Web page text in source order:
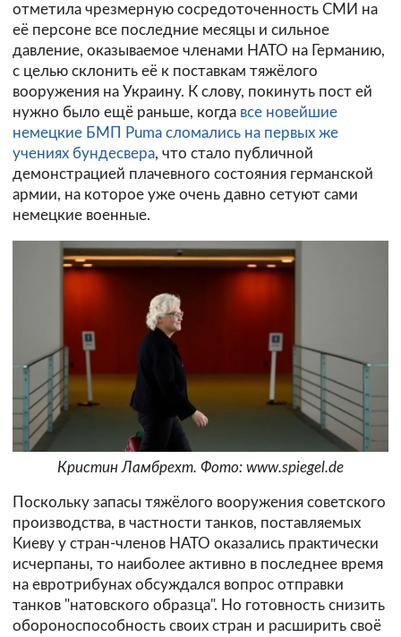
отметила чрезмерную сосредоточенность СМИ на
её персоне все последние месяцы и сильное
давление, оказываемое членами НАТО на Германию,
с целью склонить её к поставкам тяжёлого
вооружения на Украину. К слову, покинуть пост ей
нужно было ещё раньше, когда все новейшие
немецкие БМП Puma сломались на первых же
учениях бундесвера, что стало публичной
демонстрацией плачевного состояния германской
армии, на которое уже очень давно сетуют сами
немецкие военные.
Кристин Ламбрехт. Фото: www.spiegel.de
Поскольку запасы тяжёлого вооружения советского
производства, в частности танков, поставляемых
Киеву у стран-членов НАТО оказались практически
исчерпаны, то наиболее активно в последнее время
на евротрибунах обсуждался вопрос отправки
танков "натовского образца". Но готовность снизить
обороноспособность своих стран и расширить своё